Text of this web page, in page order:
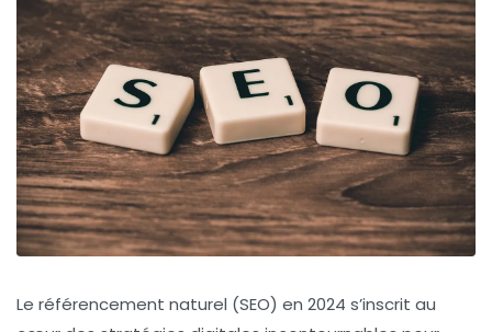
Le référencement naturel (SEO) en 2024 s’inscrit au